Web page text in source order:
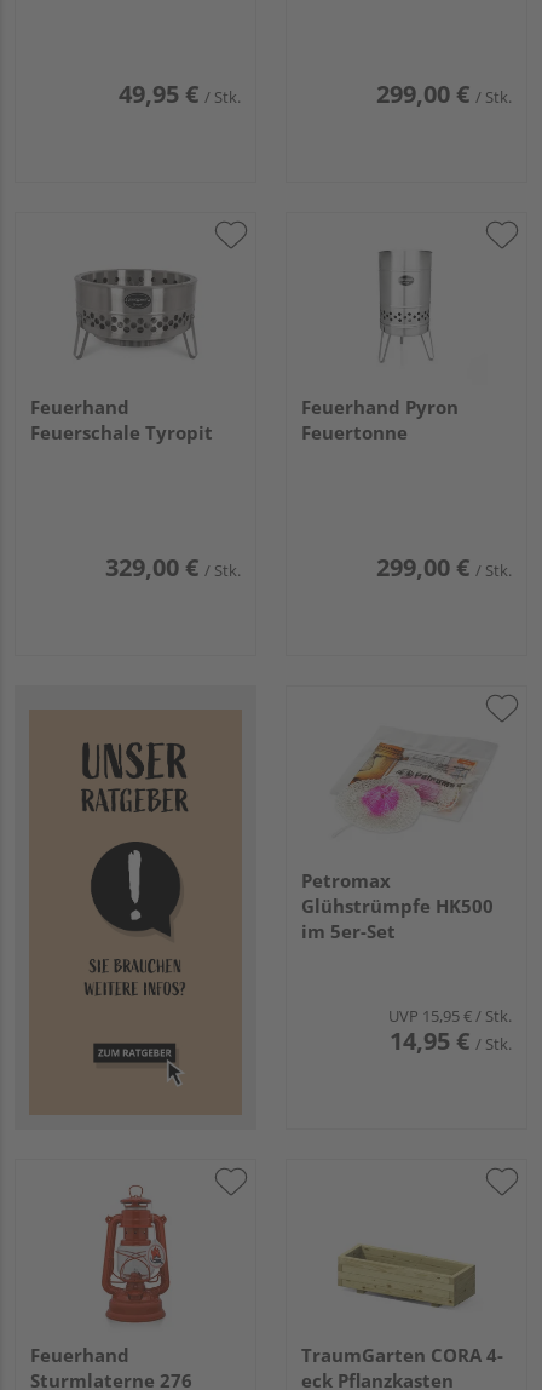
49,95 € / Stk. 299,00 € / Stk.
Feuerhand
Feuerschale Tyropit
329,00 € / Stk.
Feuerhand Pyron
Feuertonne
299,00 € / Stk.
Petromax
Glühstrümpfe HK500
im 5er-Set
UVP 15,95 €/ Stk.
14,95 € / Stk.
Feuerhand
Sturmlaterne 276
TraumGarten CORA 4-
eck Pflanzkasten